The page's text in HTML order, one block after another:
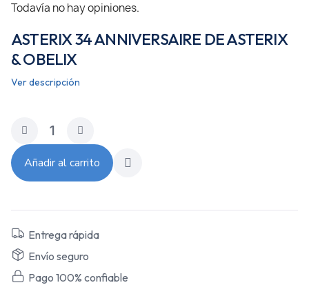
Todavía no hay opiniones.
ASTERIX 34 ANNIVERSAIRE DE ASTERIX
& OBELIX
Ver descripción
Añadir al carrito
Entrega rápida
Envío seguro
Pago 100% confiable